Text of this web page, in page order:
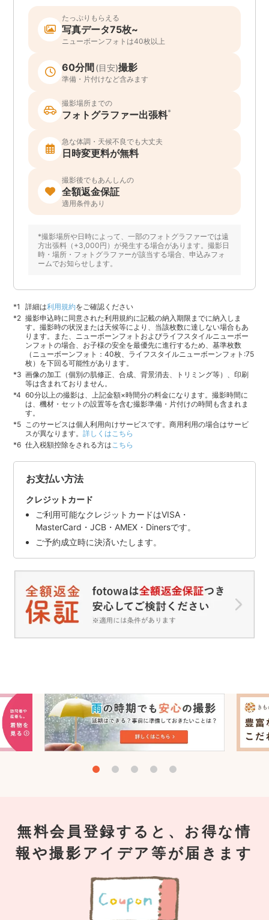
たっぷりもらえる
写真データ75枚~
ニューボーンフォトは40枚以上
60分間 (目安)撮影
準備・片付けなど含みます
撮影場所までの
フォトグラファー出張料*
急な体調・天候不良でも大丈夫
日時変更料が無料
撮影後でもあんしんの
全額返金保証
適用条件あり
*撮影場所や日時によって、一部のフォトグラファーでは遠
方出張料（+3,000円）が発生する場合があります。撮影日
時・場所・フォトグラファーが該当する場合、申込みフォ
ームでお知らせします。
詳細は利用規約をご確認ください
撮影申込時に同意された利用規約に記載の納入期限までに納入しま
す。撮影時の状況または天候等により、当該枚数に達しない場合もあ
ります。また、ニューボーンフォトおよびライフスタイルニューボー
ンフォトの場合、お子様の安全を最優先に進行するため、基準枚数
（ニューボーンフォト：40枚、ライフスタイルニューボーンフォト:75
枚）を下回る可能性があります。
画像の加工（個別の肌修正、合成、背景消去、トリミング等）、印刷
等は含まれておりません。
60分以上の撮影は、上記金額×時間分の料金になります。撮影時間に
は、機材・セットの設置等を含む撮影準備・片付けの時間も含まれま
す。
このサービスは個人利用向けサービスです。商用利用の場合はサービ
スが異なります。詳しくはこちら
仕入税額控除をされる方は こちら
お支払い方法
クレジットカード
ご利用可能なクレジットカードはVISA・
MasterCard・JCB・AMEX・Dinersです。
ご予約成立時に決済いたします。
無料会員登録すると、お得な情
報や撮影アイデア等が届きます